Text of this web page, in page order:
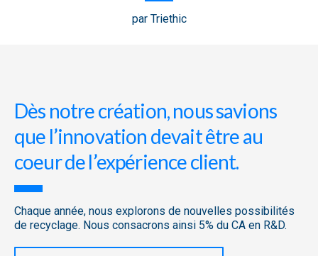
par Triethic
Dès notre création, nous savions
que l’innovation devait être au
coeur de l’expérience client.
Chaque année, nous explorons de nouvelles possibilités
de recyclage. Nous consacrons ainsi 5% du CA en R&D.